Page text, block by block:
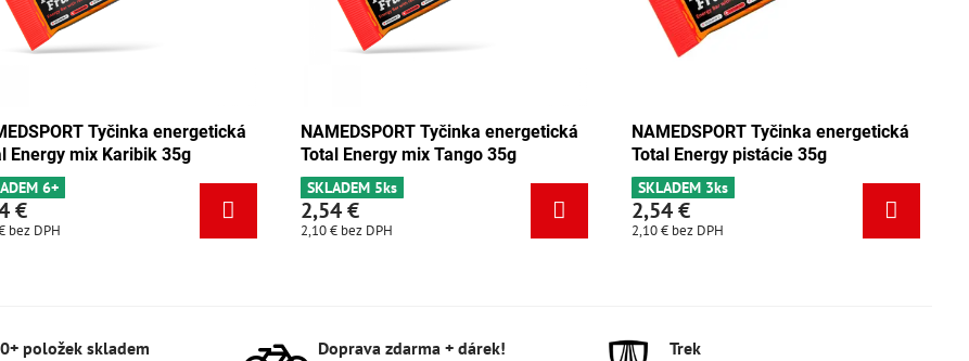
Tyčinka energetická
meruňka 35g
NAMEDSPORT Tyčinka energetická
Total Energy mix Karibik 35g
SKLADEM 6+
2,54 €
bez DPH
NAMEDSPORT Tyčinka energetická
Total Energy mix Tango 35g
SKLADEM 5ks
2,54 €
bez DPH
2,54 €
položek skladem Doprava zdarma + dárek! Trek